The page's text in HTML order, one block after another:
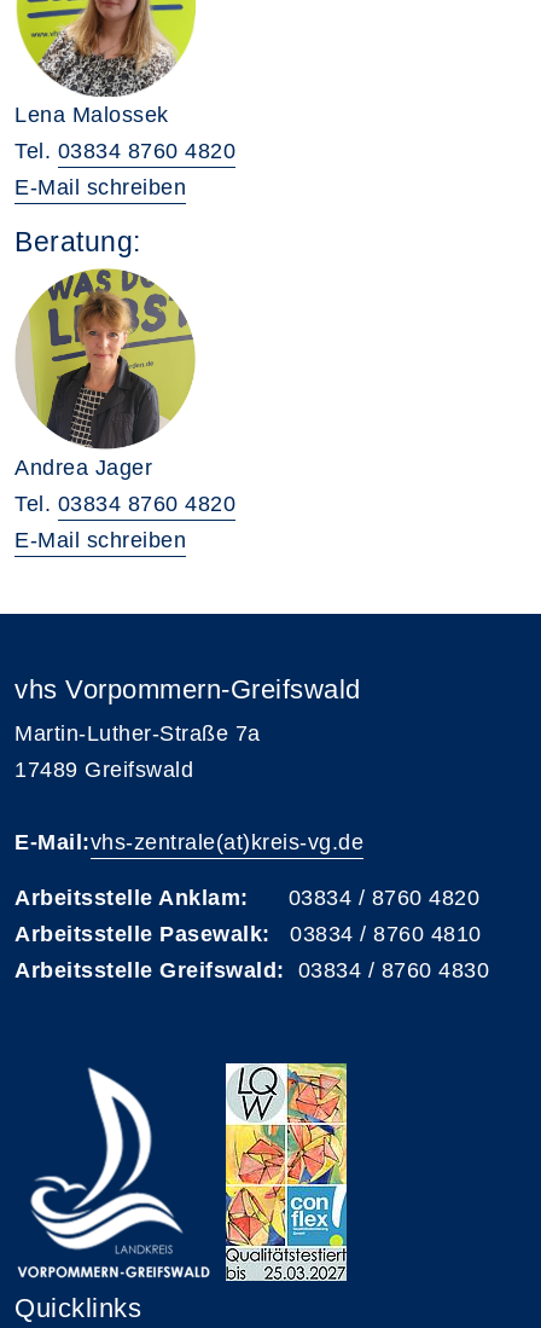
Lena Malossek
Tel. 03834 8760 4820
E-Mail schreiben
Beratung:
Andrea Jager
Tel. 03834 8760 4820
E-Mail schreiben
vhs Vorpommern-Greifswald
Martin-Luther-Straße 7a
17489 Greifswald
E-Mail:vhs-zentrale(at)kreis-vg.de
Arbeitsstelle Anklam: 03834 / 8760 4820
Arbeitsstelle Pasewalk: 03834 / 8760 4810
Arbeitsstelle Greifswald: 03834 / 8760 4830
Quicklinks